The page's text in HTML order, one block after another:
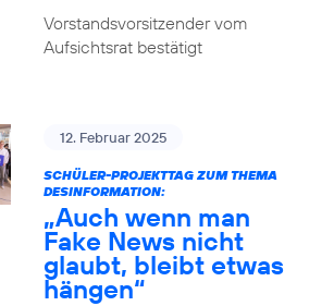
Vorstandsvorsitzender vom
Aufsichtsrat bestätigt
12. Februar 2025
SCHÜLER-PROJEKTTAG ZUM THEMA
DESINFORMATION:
„Auch wenn man
Fake News nicht
glaubt, bleibt etwas
hängen“